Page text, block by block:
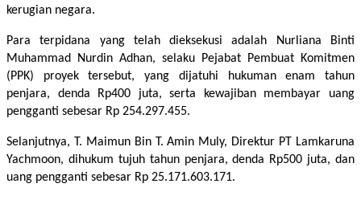
kerugian negara.
Para terpidana yang telah dieksekusi adalah Nurliana Binti
Muhammad Nurdin Adhan, selaku Pejabat Pembuat Komitmen
(PPK) proyek tersebut, yang dijatuhi hukuman enam tahun
penjara, denda Rp400 juta, serta kewajiban membayar uang
pengganti sebesar Rp 254.297.455.
Selanjutnya, T. Maimun Bin T. Amin Muly, Direktur PT Lamkaruna
Yachmoon, dihukum tujuh tahun penjara, denda Rp500 juta, dan
uang pengganti sebesar Rp 25.171.603.171.